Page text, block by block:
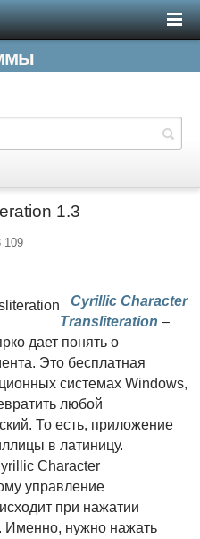
1.3
109
Cyrillic Character
Transliteration –
дает понять о
Это бесплатная
системах Windows,
любой
То есть, приложение
в латиницу.
Character
управление
при нажатии
Именно, нужно нажать